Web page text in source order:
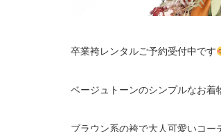
卒業袴レンタルご予約受付中です
ベージュトーンのシンプルなお着
ブラウン系の袴で大人可愛いコー